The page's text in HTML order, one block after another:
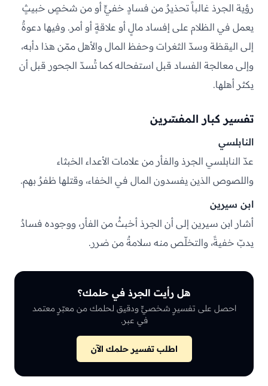
رؤية الجرذ غالباً تحذيرٌ من فسادٍ خفيٍّ أو من شخصٍ خبيثٍ
يعمل في الظلام على إفساد مالٍ أو علاقةٍ أو أمر. وفيها دعوةٌ
إلى اليقظة وسدّ الثغرات وحفظ المال والأهل ممّن هذا دأبه،
وإلى معالجة الفساد قبل استفحاله كما تُسدّ الجحور قبل أن
يكثر أهلها.
تفسير كبار المفسّرين
النابلسي
عدّ النابلسي الجرذ والفأر من علامات الأعداء الخبثاء
واللصوص الذين يفسدون المال في الخفاء، وقتلها ظفرٌ بهم.
ابن سيرين
أشار ابن سيرين إلى أن الجرذ أخبثُ من الفأر، ووجوده فسادٌ
يدبّ خفيةً، والتخلّص منه سلامةٌ من ضرر.
هل رأيت الجرذ في حلمك؟
احصل على تفسيرٍ شخصيٍّ ودقيق لحلمك من معبّرٍ معتمد
في عبر.
اطلب تفسير حلمك الآن